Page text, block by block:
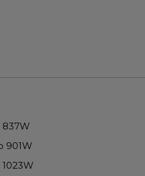
837W
901W